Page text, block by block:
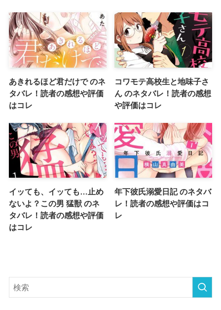
あきれるほど君だけで のネ
タバレ！読者の感想や評価
はコレ
コワモテ高校生と地味子さ
ん のネタバレ！読者の感想
や評価はコレ
イッても、イッても…止め
ないよ？この男 猛獣 のネ
タバレ！読者の感想や評価
はコレ
年下彼氏溺愛日記 のネタバ
レ！読者の感想や評価はコ
レ